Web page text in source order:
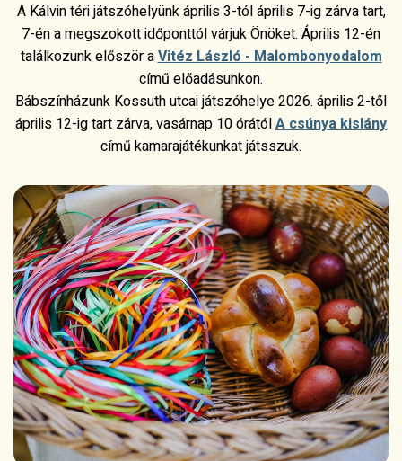
A Kálvin téri játszóhelyünk április 3-tól április 7-ig zárva tart,
7-én a megszokott időponttól várjuk Önöket. Április 12-én
találkozunk először aVitéz László - Malombonyodalom
című előadásunkon.
Bábszínházunk Kossuth utcai játszóhelye 2026. április 2-től
április 12-ig tart zárva, vasárnap 10 órátólA csúnya kislány
című kamarajátékunkat játsszuk.